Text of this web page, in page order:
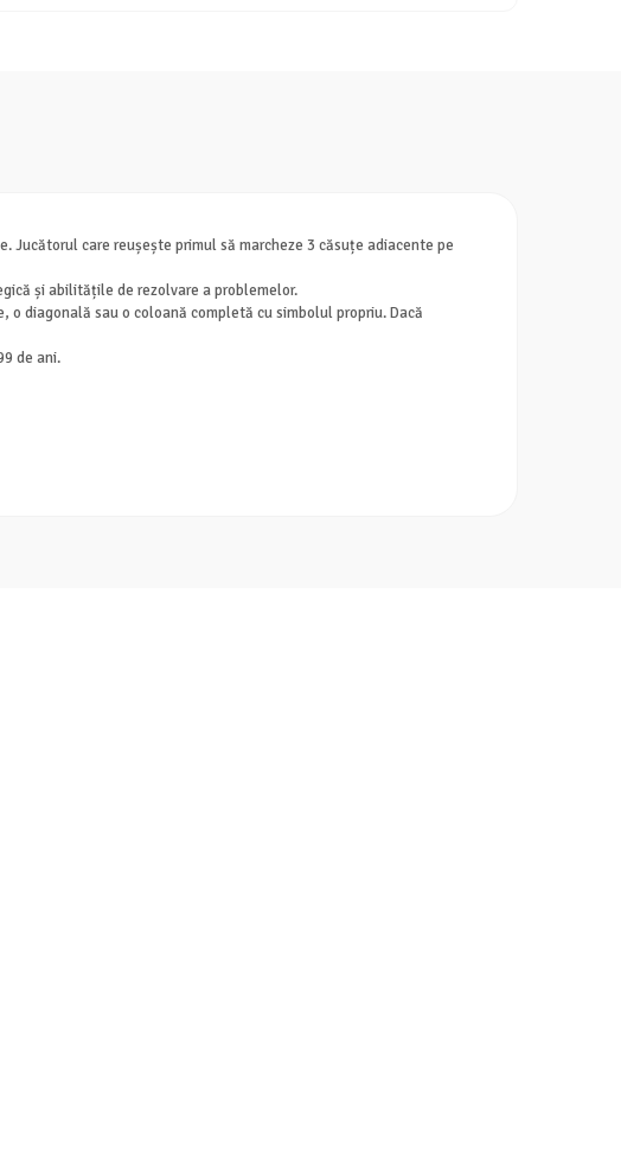
Jucătorul care reușește primul să marcheze 3 căsuțe adiacente pe
și abilitățile de rezolvare a problemelor.
diagonală sau o coloană completă cu simbolul propriu. Dacă
de ani.